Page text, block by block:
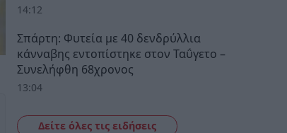
14:12
Σπάρτη: Φυτεία με 40 δενδρύλλια
κάνναβης εντοπίστηκε στον Ταΰγετο –
Συνελήφθη 68χρονος
13:04
Δείτε όλες τις ειδήσεις